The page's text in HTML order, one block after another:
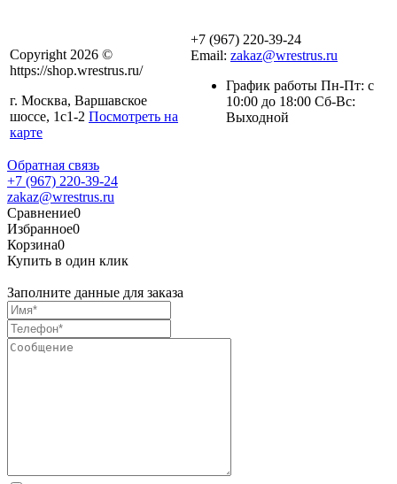
Copyright 2026 ©
https://shop.wrestrus.ru/
г. Москва, Варшавское
шоссе, 1с1-2 Посмотреть на
карте
+7 (967) 220-39-24
Email: zakaz@wrestrus.ru
График работы Пн-Пт: с
10:00 до 18:00 Сб-Вс:
Выходной
Обратная связь
+7 (967) 220-39-24
zakaz@wrestrus.ru
Сравнение0
Избранное0
Корзина0
Купить в один клик
Заполните данные для заказа